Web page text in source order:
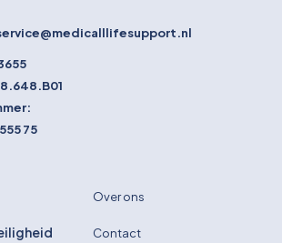
75
Over ons
Contact